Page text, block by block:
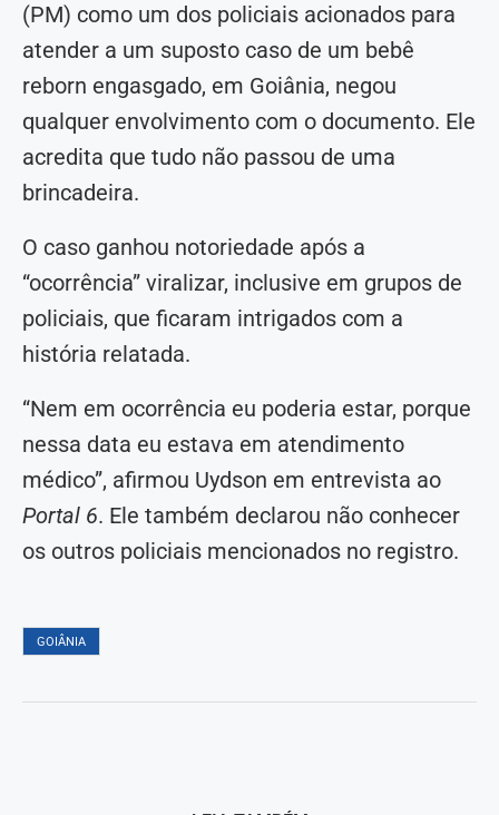
(PM) como um dos policiais acionados para
atender a um suposto caso de um bebê
reborn engasgado, em Goiânia, negou
qualquer envolvimento com o documento. Ele
acredita que tudo não passou de uma
brincadeira.
O caso ganhou notoriedade após a
“ocorrência” viralizar, inclusive em grupos de
policiais, que ficaram intrigados com a
história relatada.
“Nem em ocorrência eu poderia estar, porque
nessa data eu estava em atendimento
médico”, afirmou Uydson em entrevista ao
Portal 6. Ele também declarou não conhecer
os outros policiais mencionados no registro.
GOIÂNIA